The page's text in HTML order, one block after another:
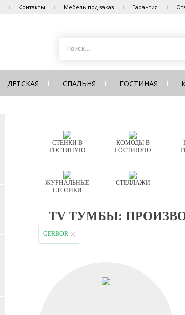
Контакты Мебель под заказ Гарантия
ДЕТСКАЯ СПАЛЬНЯ ГОСТИНАЯ
СТЕНКИ В
ГОСТИНУЮ
КОМОДЫ В
ГОСТИНУЮ
ЖУРНАЛЬНЫЕ
СТОЛИКИ
СТЕЛЛАЖИ
TV ТУМБЫ:
GERBOR